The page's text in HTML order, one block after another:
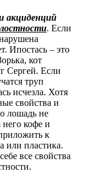
акциденций
. Если
Ипостась – это
кот
Сергей. Если
труп
исчезла. Хотя
свойства и
лошадь не
него кофе и
к
или пластика.
все свойства